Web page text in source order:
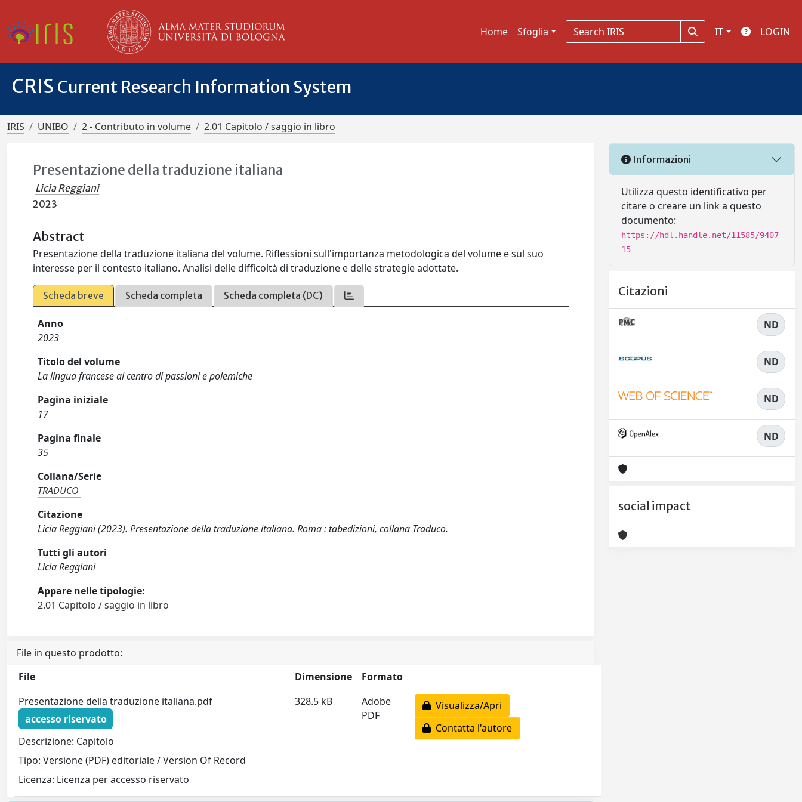
Home Sfoglia IT LOGIN
CRIS Current Research Information System
IRIS UNIBO 2 - Contributo in volume 2.01 Capitolo / saggio in libro
Presentazione della traduzione italiana
Licia Reggiani
2023
Abstract
Presentazione della traduzione italiana del volume. Riflessioni sull'importanza metodologica del volume e sul suo
interesse per il contesto italiano. Analisi delle difficoltà di traduzione e delle strategie adottate.
Scheda breve Scheda completa Scheda completa (DC)
Anno
2023
Titolo del volume
La lingua francese al centro di passioni e polemiche
Pagina iniziale
17
Pagina finale
35
Collana/Serie
TRADUCO
Citazione
Licia Reggiani (2023). Presentazione della traduzione italiana. Roma : tabedizioni, collana Traduco.
Tutti gli autori
Licia Reggiani
Appare nelle tipologie:
2.01 Capitolo / saggio in libro
File in questo prodotto:
File
Dimensione
Formato
Presentazione della traduzione italiana.pdf
accesso riservato
Descrizione: Capitolo
Tipo: Versione (PDF) editoriale / Version Of Record
Licenza: Licenza per accesso riservato
328.5 kB
Adobe
PDF
Visualizza/Apri
Contatta l'autore
Informazioni
Utilizza questo identificativo per
citare o creare un link a questo
documento:
https://hdl.handle.net/11585/9407
15
Citazioni
ND
ND
ND
ND
social impact